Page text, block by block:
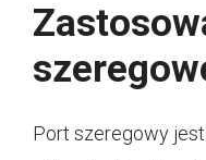
Port szeregowy